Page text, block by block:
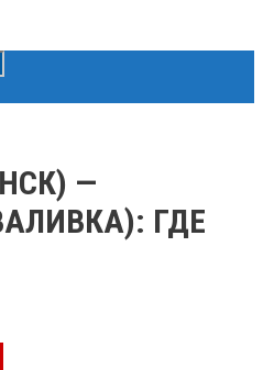
—
ГДЕ